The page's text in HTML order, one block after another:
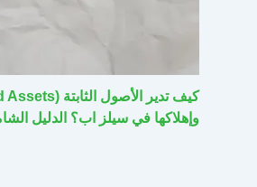
وإهلاكها في سيلز اب؟ الدليل